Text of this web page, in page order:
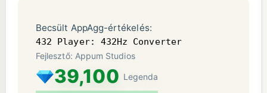
Becsült AppAgg-értékelés:
432 Player: 432Hz Converter
Fejlesztő: Appum Studios
39,100 Legenda